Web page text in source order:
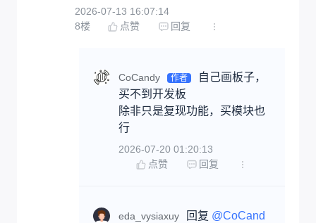
2026-07-13 16:07:14
8楼 点赞 回复
CoCandy 作者
自己画板子，
买不到开发板
除非只是复现功能，买模块也
行
2026-07-20 01:20:13
点赞
回复
eda_vysiaxuy 回复 @CoCand